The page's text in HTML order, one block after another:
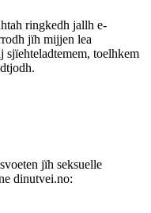
ringkedh jallh e-
jïh mijjen lea
sjïehteladtemem, toelhkem
jïh seksuelle
dinutvei.no: